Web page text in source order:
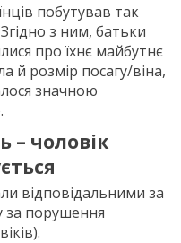
побутував так
з ним, батьки
про їхнє майбутнє
й розмір посагу/віна,
значною
– чоловік
відповідальними за
за порушення